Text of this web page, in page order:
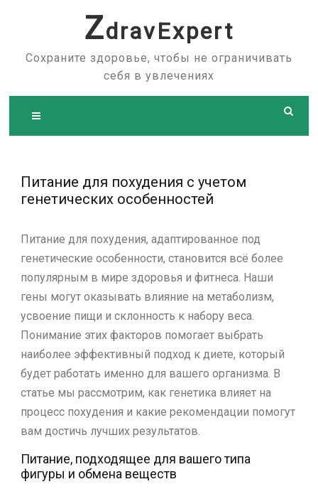
ZdravExpert
Сохраните здоровье, чтобы не ограничивать
себя в увлечениях
Питание для похудения с учетом
генетических особенностей
Питание для похудения, адаптированное под
генетические особенности, становится всё более
популярным в мире здоровья и фитнеса. Наши
гены могут оказывать влияние на метаболизм,
усвоение пищи и склонность к набору веса.
Понимание этих факторов помогает выбрать
наиболее эффективный подход к диете, который
будет работать именно для вашего организма. В
статье мы рассмотрим, как генетика влияет на
процесс похудения и какие рекомендации помогут
вам достичь лучших результатов.
Питание, подходящее для вашего типа
фигуры и обмена веществ